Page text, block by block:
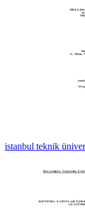
istanbul teknik